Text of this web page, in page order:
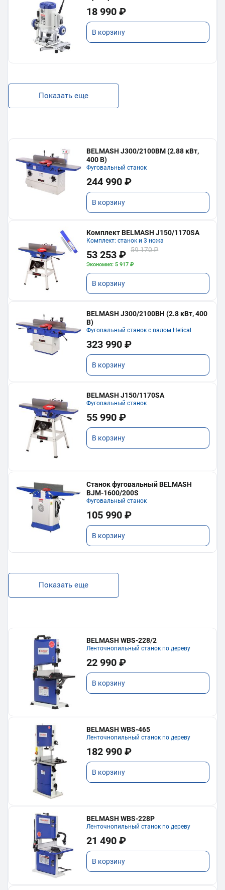
18 990 ₽
В корзину
Показать еще
BELMASH J300/2100ВМ (2.88 кВт,
400 В)
Фуговальный станок
244 990 ₽
В корзину
Комплект BELMASH J150/1170SA
Комплект: станок и 3 ножа
53 253 ₽ 59 170 ₽
Экономия: 5 917 ₽
В корзину
BELMASH J300/2100ВH (2.8 кВт, 400
В)
Фуговальный станок с валом Helical
323 990 ₽
В корзину
BELMASH J150/1170SA
Фуговальный станок
55 990 ₽
В корзину
Станок фуговальный BELMASH
BJM-1600/200S
Фуговальный станок
105 990 ₽
В корзину
Показать еще
BELMASH WBS-228/2
Ленточнопильный станок по дереву
22 990 ₽
В корзину
BELMASH WBS-465
Ленточнопильный станок по дереву
182 990 ₽
В корзину
BELMASH WBS-228P
Ленточнопильный станок по дереву
21 490 ₽
В корзину